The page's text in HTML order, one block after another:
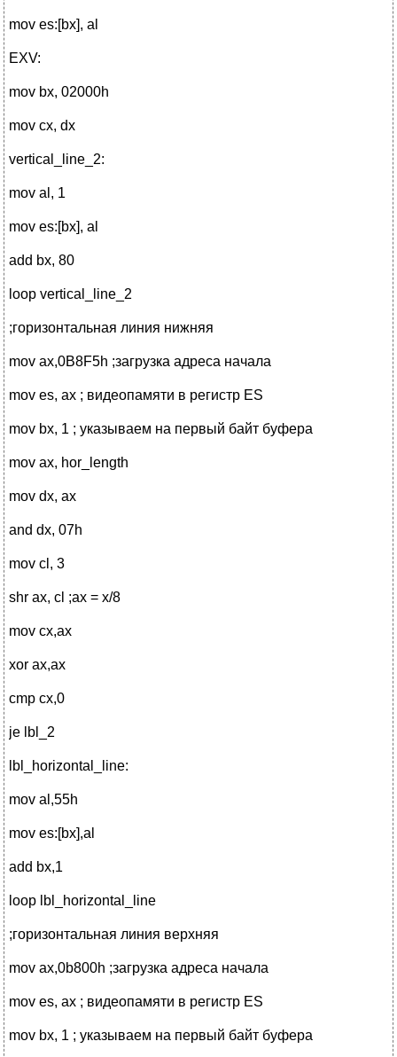
mov es:[bx], al
EXV:
mov bx, 02000h
mov cx, dx
vertical_line_2:
mov al, 1
mov es:[bx], al
add bx, 80
loop vertical_line_2
;горизонтальная линия нижняя
mov ax,0B8F5h ;загрузка адреса начала
mov es, ax ; видеопамяти в регистр ES
mov bx, 1 ; указываем на первый байт буфера
mov ax, hor_length
mov dx, ax
and dx, 07h
mov cl, 3
shr ax, cl ;ax = x/8
mov cx,ax
xor ax,ax
cmp cx,0
je lbl_2
lbl_horizontal_line:
mov al,55h
mov es:[bx],al
add bx,1
loop lbl_horizontal_line
;горизонтальная линия верхняя
mov ax,0b800h ;загрузка адреса начала
mov es, ax ; видеопамяти в регистр ES
mov bx, 1 ; указываем на первый байт буфера